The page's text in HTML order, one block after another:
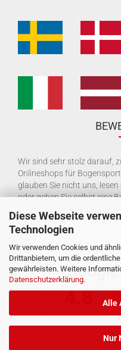
Diese Webseite
Technologien
Wir verwenden Cookies und
Drittanbietern, um die
gewährleisten. Weitere
Datenschutzerklärung.
Alle
Nur
Wir sind sehr stolz darauf,
Onlineshops für
glauben Sie nicht uns,
oder geben Sie selbst eine